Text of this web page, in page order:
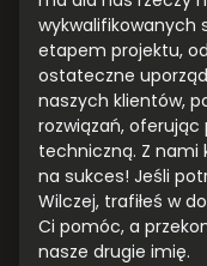
wykwalifikowanych
etapem projektu,
ostateczne
naszych klientów,
rozwiązań, oferując
techniczną. Z nami
na sukces! Jeśli
Wilczej, trafiłeś w
Ci pomóc, a
nasze drugie imię.